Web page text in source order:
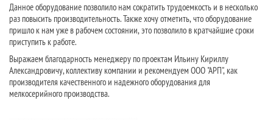
Данное оборудование позволило нам сократить трудоемкость и в несколько
раз повысить производительность. Также хочу отметить, что оборудование
пришло к нам уже в рабочем состоянии, это позволило в кратчайшие сроки
приступить к работе.
Выражаем благодарность менеджеру по проектам Ильину Кириллу
Александровичу, коллективу компании и рекомендуем ООО "АРП", как
производителя качественного и надежного оборудования для
мелкосерийного производства.